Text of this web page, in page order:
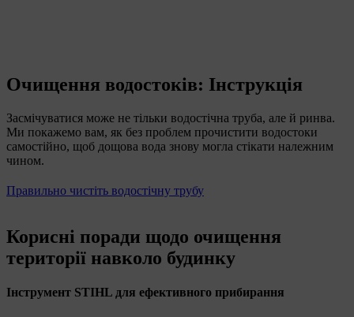
Очищення водостоків: Інструкція
Засмічуватися може не тільки водостічна труба, але й ринва.
Ми покажемо вам, як без проблем прочистити водостоки
самостійно, щоб дощова вода знову могла стікати належним
чином.
Правильно чистіть водостічну трубу
Корисні поради щодо очищення
території навколо будинку
Інструмент STIHL для ефективного прибирання